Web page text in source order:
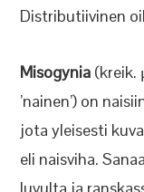
Distributiivinen
Misogynia (kreik.
’nainen’) on
jota yleisesti
eli naisviha.